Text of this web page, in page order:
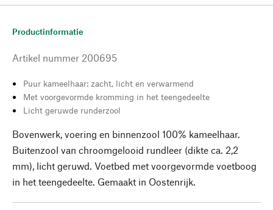
Productinformatie
Artikel nummer 200695
Puur kameelhaar: zacht, licht en verwarmend
Met voorgevormde kromming in het teengedeelte
Licht geruwde runderzool
Bovenwerk, voering en binnenzool 100% kameelhaar.
Buitenzool van chroomgelooid rundleer (dikte ca. 2,2
mm), licht geruwd. Voetbed met voorgevormde voetboog
in het teengedeelte. Gemaakt in Oostenrijk.